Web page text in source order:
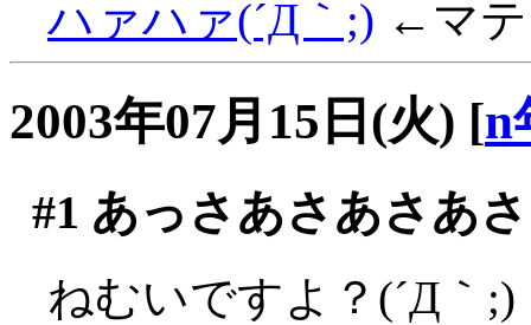
ハァハァ(´Д｀;) ←マ
2003年07月15日(火) [n
#1 あっさあさあさあ
ねむいですよ？(´Д｀;)